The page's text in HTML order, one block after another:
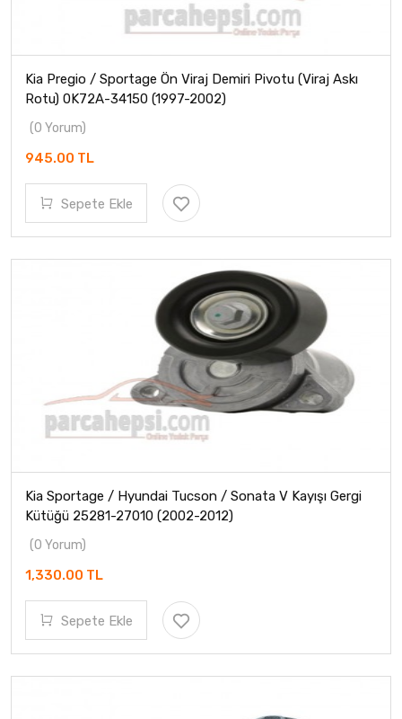
Kia Pregio / Sportage Ön Viraj Demiri Pivotu (Viraj Askı
Rotu) 0K72A-34150 (1997-2002)
(0 Yorum)
945.00 TL
Sepete Ekle
Kia Sportage / Hyundai Tucson / Sonata V Kayışı Gergi
Kütüğü 25281-27010 (2002-2012)
(0 Yorum)
1,330.00 TL
Sepete Ekle